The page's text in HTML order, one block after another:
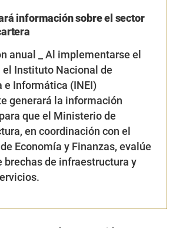
Informática (INEI)
generará la información
que el Ministerio de
en coordinación con el
Economía y Finanzas, evalúe
brechas de infraestructura y
quedó fuera?